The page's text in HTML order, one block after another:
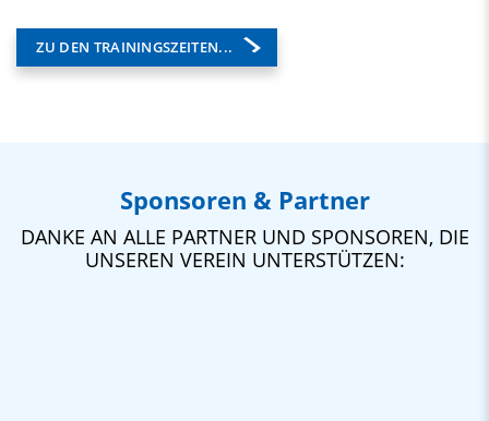
ZU DEN TRAININGSZEITEN...
Sponsoren & Partner
DANKE AN ALLE PARTNER UND SPONSOREN, DIE
UNSEREN VEREIN UNTERSTÜTZEN: